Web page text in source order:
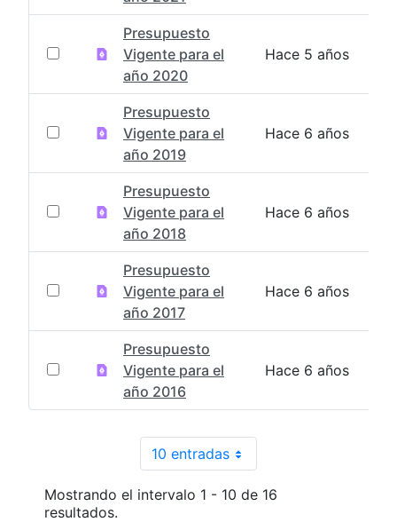
Presupuesto
Vigente para el
año 2020
Hace 5 años
Presupuesto
Vigente para el
año 2019
Hace 6 años
Presupuesto
Vigente para el
año 2018
Hace 6 años
Presupuesto
Vigente para el
año 2017
Hace 6 años
Presupuesto
Vigente para el
año 2016
Hace 6 años
10 entradasPor página
Mostrando el intervalo 1 - 10 de 16
resultados.